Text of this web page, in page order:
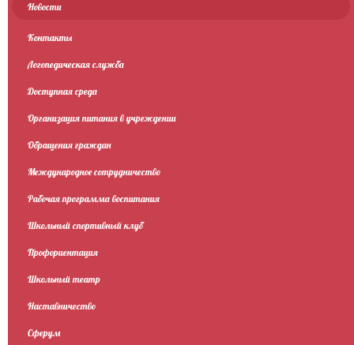
Новости
Контакты
Логопедическая служба
Доступная среда
Организация питания в учреждении
Обращения граждан
Международное сотрудничество
Рабочая программа воспитания
Школьный спортивный клуб
Профориентация
Школьный театр
Наставничество
Сферум